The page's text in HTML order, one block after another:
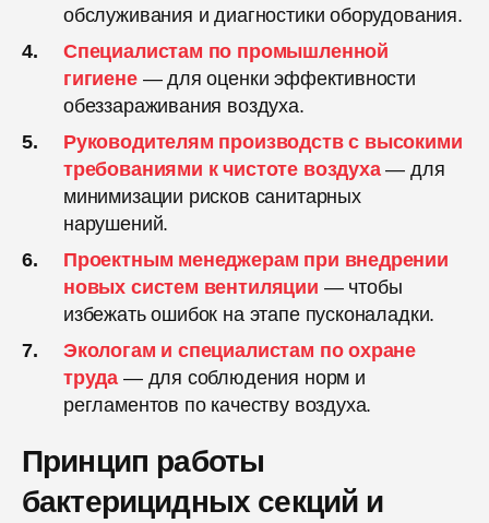
обслуживания и диагностики оборудования.
Специалистам по промышленной
гигиене— для оценки эффективности
обеззараживания воздуха.
Руководителям производств с высокими
требованиями к чистоте воздуха— для
минимизации рисков санитарных
нарушений.
Проектным менеджерам при внедрении
новых систем вентиляции — чтобы
избежать ошибок на этапе пусконаладки.
Экологам и специалистам по охране
труда — для соблюдения норм и
регламентов по качеству воздуха.
Принцип работы
бактерицидных секций и